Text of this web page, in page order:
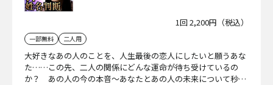
1回 2,200円（税込）
一部無料 二人用
大好きなあの人のことを、人生最後の恋人にしたいと願うあな
た……この先、二人の関係にどんな運命が待ち受けているの
か？ あの人の今の本音〜あなたとあの人の未来について秒刻